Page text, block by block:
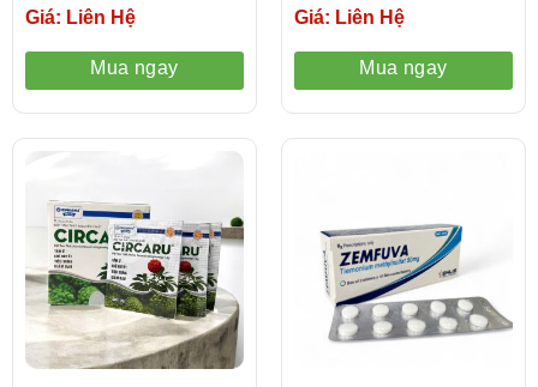
Giá: Liên Hệ
Mua ngay
Giá: Liên Hệ
Mua ngay